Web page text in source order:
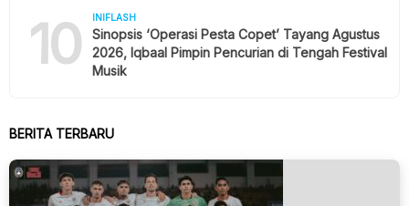
10 INIFLASH
Sinopsis ‘Operasi Pesta Copet’ Tayang Agustus
2026, Iqbaal Pimpin Pencurian di Tengah Festival
Musik
BERITA TERBARU